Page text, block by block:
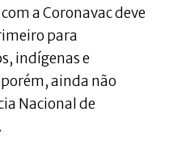
a Coronavac deve
para
indígenas e
ainda não
Nacional de